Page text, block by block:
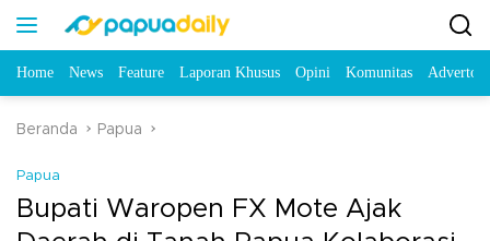
Home News Feature Laporan Khusus Opini Komunitas
Beranda Papua
Papua
Bupati Waropen FX Mote Ajak